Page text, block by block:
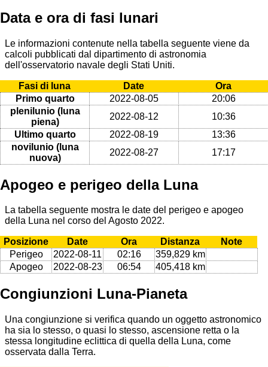
Data e ora di fasi lunari
Le informazioni contenute nella tabella seguente viene da
calcoli pubblicati dal dipartimento di astronomia
dell'osservatorio navale degli Stati Uniti.
Fasi di luna Date
Ora
Primo quarto
2022-08-05
20:06
plenilunio (luna
piena)
2022-08-12
10:36
Ultimo quarto
2022-08-19
13:36
novilunio (luna
nuova)
2022-08-27 17:17
Apogeo e perigeo della Luna
La tabella seguente mostra le date del perigeo e apogeo
della Luna nel corso del Agosto 2022.
Posizione Date Ora Distanza
Note
Perigeo
2022-08-11 02:16
359,829 km
Apogeo
2022-08-23 06:54 405,418 km
Congiunzioni Luna-Pianeta
Una congiunzione si verifica quando un oggetto astronomico
ha sia lo stesso, o quasi lo stesso, ascensione retta o la
stessa longitudine eclittica di quella della Luna, come
osservata dalla Terra.